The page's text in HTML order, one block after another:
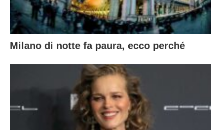
Milano di notte fa paura, ecco perché